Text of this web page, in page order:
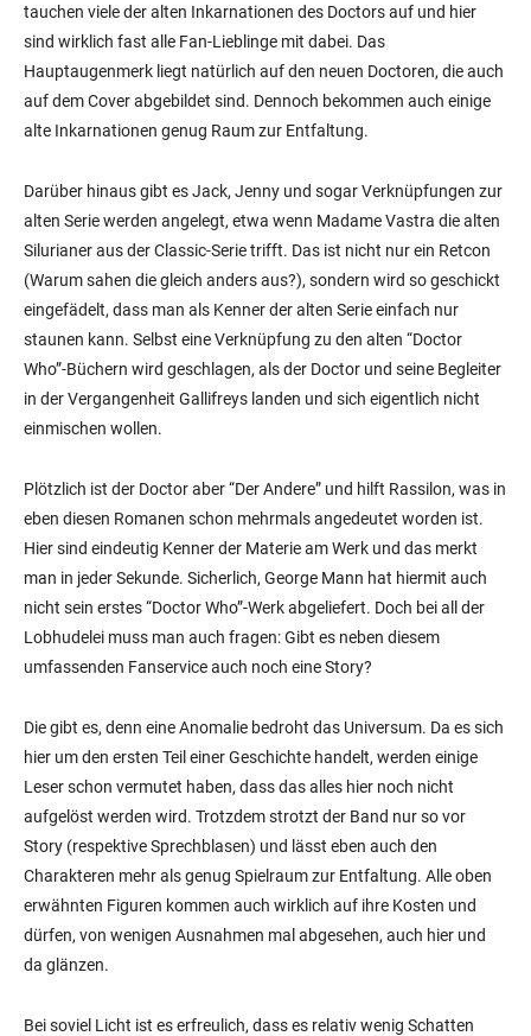
tauchen viele der alten Inkarnationen des Doctors auf und hier
sind wirklich fast alle Fan-Lieblinge mit dabei. Das
Hauptaugenmerk liegt natürlich auf den neuen Doctoren, die auch
auf dem Cover abgebildet sind. Dennoch bekommen auch einige
alte Inkarnationen genug Raum zur Entfaltung.
Darüber hinaus gibt es Jack, Jenny und sogar Verknüpfungen zur
alten Serie werden angelegt, etwa wenn Madame Vastra die alten
Silurianer aus der Classic-Serie trifft. Das ist nicht nur ein Retcon
(Warum sahen die gleich anders aus?), sondern wird so geschickt
eingefädelt, dass man als Kenner der alten Serie einfach nur
staunen kann. Selbst eine Verknüpfung zu den alten “Doctor
Who”-Büchern wird geschlagen, als der Doctor und seine Begleiter
in der Vergangenheit Gallifreys landen und sich eigentlich nicht
einmischen wollen.
Plötzlich ist der Doctor aber “Der Andere” und hilft Rassilon, was in
eben diesen Romanen schon mehrmals angedeutet worden ist.
Hier sind eindeutig Kenner der Materie am Werk und das merkt
man in jeder Sekunde. Sicherlich, George Mann hat hiermit auch
nicht sein erstes “Doctor Who”-Werk abgeliefert. Doch bei all der
Lobhudelei muss man auch fragen: Gibt es neben diesem
umfassenden Fanservice auch noch eine Story?
Die gibt es, denn eine Anomalie bedroht das Universum. Da es sich
hier um den ersten Teil einer Geschichte handelt, werden einige
Leser schon vermutet haben, dass das alles hier noch nicht
aufgelöst werden wird. Trotzdem strotzt der Band nur so vor
Story (respektive Sprechblasen) und lässt eben auch den
Charakteren mehr als genug Spielraum zur Entfaltung. Alle oben
erwähnten Figuren kommen auch wirklich auf ihre Kosten und
dürfen, von wenigen Ausnahmen mal abgesehen, auch hier und
da glänzen.
Bei soviel Licht ist es erfreulich, dass es relativ wenig Schatten